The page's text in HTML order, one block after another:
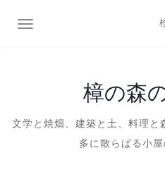
ナビゲーション切り替え
樟の森
文学と焼畑、建築と土、料理
多に散らばる小